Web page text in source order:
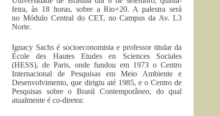
feira, às 18 horas, sobre a Rio+20. A palestra será
no Módulo Central do CET, no Campus da Av. L3
Norte.
Ignacy Sachs é socioeconomista e professor titular da
École des Hautes Etudes en Sciences Sociales
(HESS), de Paris, onde fundou em 1973 o Centro
Internacional de Pesquisas em Meio Ambiente e
Desenvolvimento, que dirigiu até 1985, e o Centro de
Pesquisas sobre o Brasil Contemporâneo, do qual
atualmente é co-diretor.